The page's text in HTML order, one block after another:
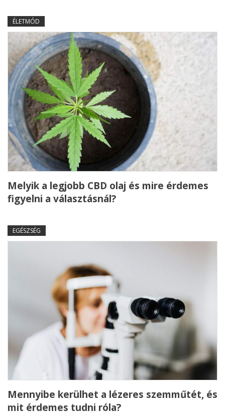
ÉLETMÓD
Melyik a legjobb CBD olaj és mire érdemes
figyelni a választásnál?
EGÉSZSÉG
Mennyibe kerülhet a lézeres szemműtét, és
mit érdemes tudni róla?